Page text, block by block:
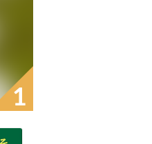
1